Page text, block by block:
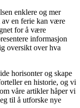
enklere og mer
en ferie kan være
for å være
informasjon
oversikt over hva
horisonter og skape
en historie, og vi
våre artikler håper vi
til å utforske nye